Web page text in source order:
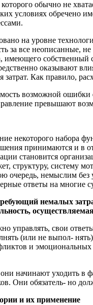
которого обычно не
условиях
на уровне
за все неописанные,
имеющего собственный
оказывают
затрат. Как правило,
возможной
превышают
некоторого набора
принимаются и в
становится
структуру, систему
очередь, немыслим
ответы на многие
немалых
управлять, свои
(или не выпол-
и
начинают уходить в
Они обязатель- но
и их применение